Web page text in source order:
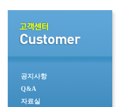
공지사항
Q&A
자료실